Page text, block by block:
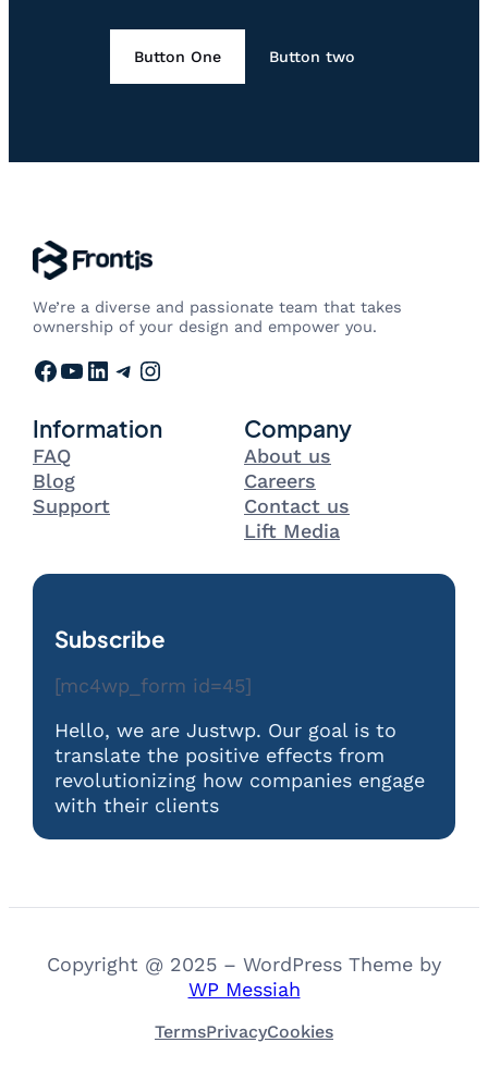
Button One Button two
We’re a diverse and passionate team that takes
ownership of your design and empower you.
Facebook YouTube LinkedIn Telegram Instagram
Information
FAQ
Blog
Support
Company
About us
Careers
Contact us
Lift Media
Subscribe
[mc4wp_form id=45]
Hello, we are Justwp. Our goal is to
translate the positive effects from
revolutionizing how companies engage
with their clients
Copyright @ 2025 – WordPress Theme by
WP Messiah
TermsPrivacyCookies